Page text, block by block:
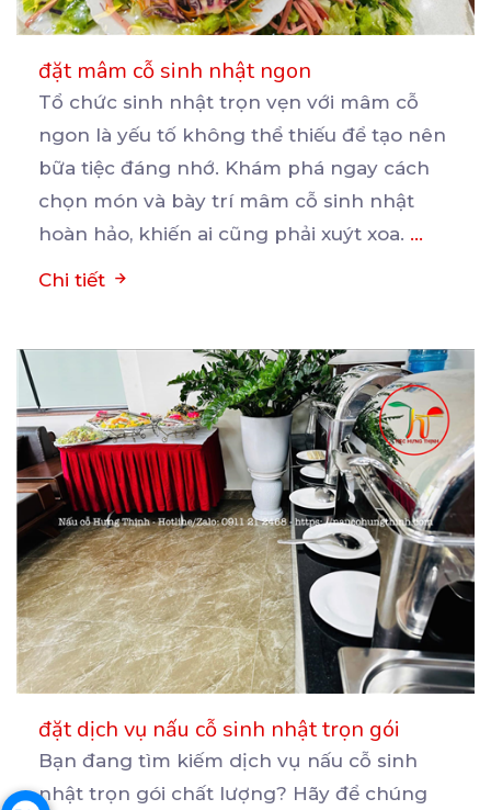
đặt mâm cỗ sinh nhật ngon
Tổ chức sinh nhật trọn vẹn với mâm cỗ
ngon là yếu tố không thể thiếu để tạo nên
bữa tiệc đáng nhớ. Khám phá ngay cách
chọn món và bày trí mâm cỗ sinh nhật
hoàn hảo, khiến ai cũng phải xuýt xoa. ...
Chi tiết
đặt dịch vụ nấu cỗ sinh nhật trọn gói
Bạn đang tìm kiếm dịch vụ nấu cỗ sinh
nhật trọn gói chất lượng? Hãy để chúng